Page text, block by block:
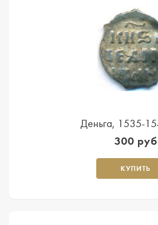
Деньга, 1535-
300 руб
КУПИТЬ